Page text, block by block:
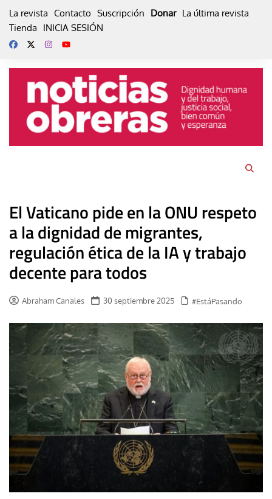
La revista Contacto Suscripción Donar La última revista
Tienda
INICIA SESIÓN
El Vaticano pide en la ONU respeto
a la dignidad de migrantes,
regulación ética de la IA y trabajo
decente para todos
Abraham Canales 30 septiembre 2025 #EstáPasando